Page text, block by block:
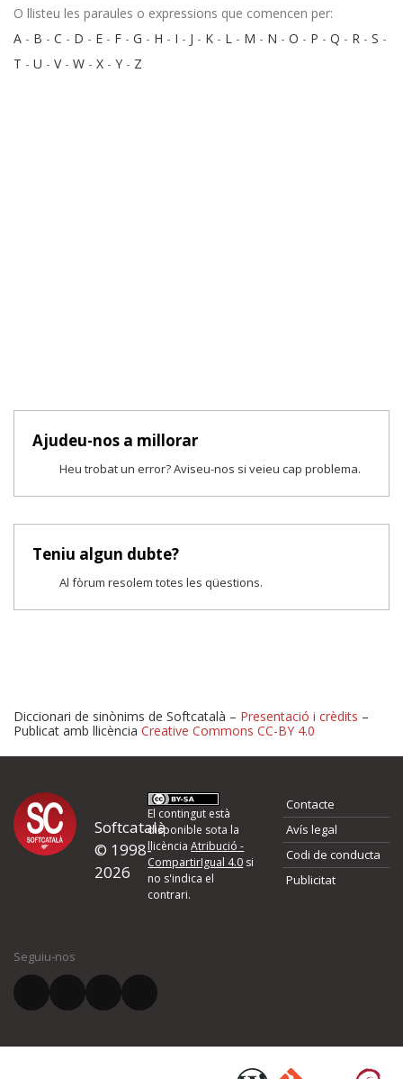
O llisteu les paraules o expressions que comencen per:
A - B - C - D - E - F - G - H - I - J - K - L - M - N - O - P - Q - R - S -
T - U - V- W - X - Y - Z
Ajudeu-nos a millorar
Heu trobat un error? Aviseu-nos si veieu cap problema.
Teniu algun dubte?
Al fòrum resolem totes les qüestions.
Proposeu-nos millores o
d'errors
Si heu trobat un error o voleu proposar alguna millora, ompliu els
quina és la millora que proposeu o l'error del qual voleu informar-
El vostre correu electrònic *
Diccionari de sinònims de Softcatalà – Presentació i crèdits –
Publicat amb llicència Creative Commons CC-BY 4.0
Softcatalà
© 1998-
2026
El contingut està
disponible sota la
llicènciaAtribució -
CompartirIgual 4.0 si
no s'indica el
contrari.
Contacte
Avís legal
Codi de conducta
Publicitat
Seguiu-nos